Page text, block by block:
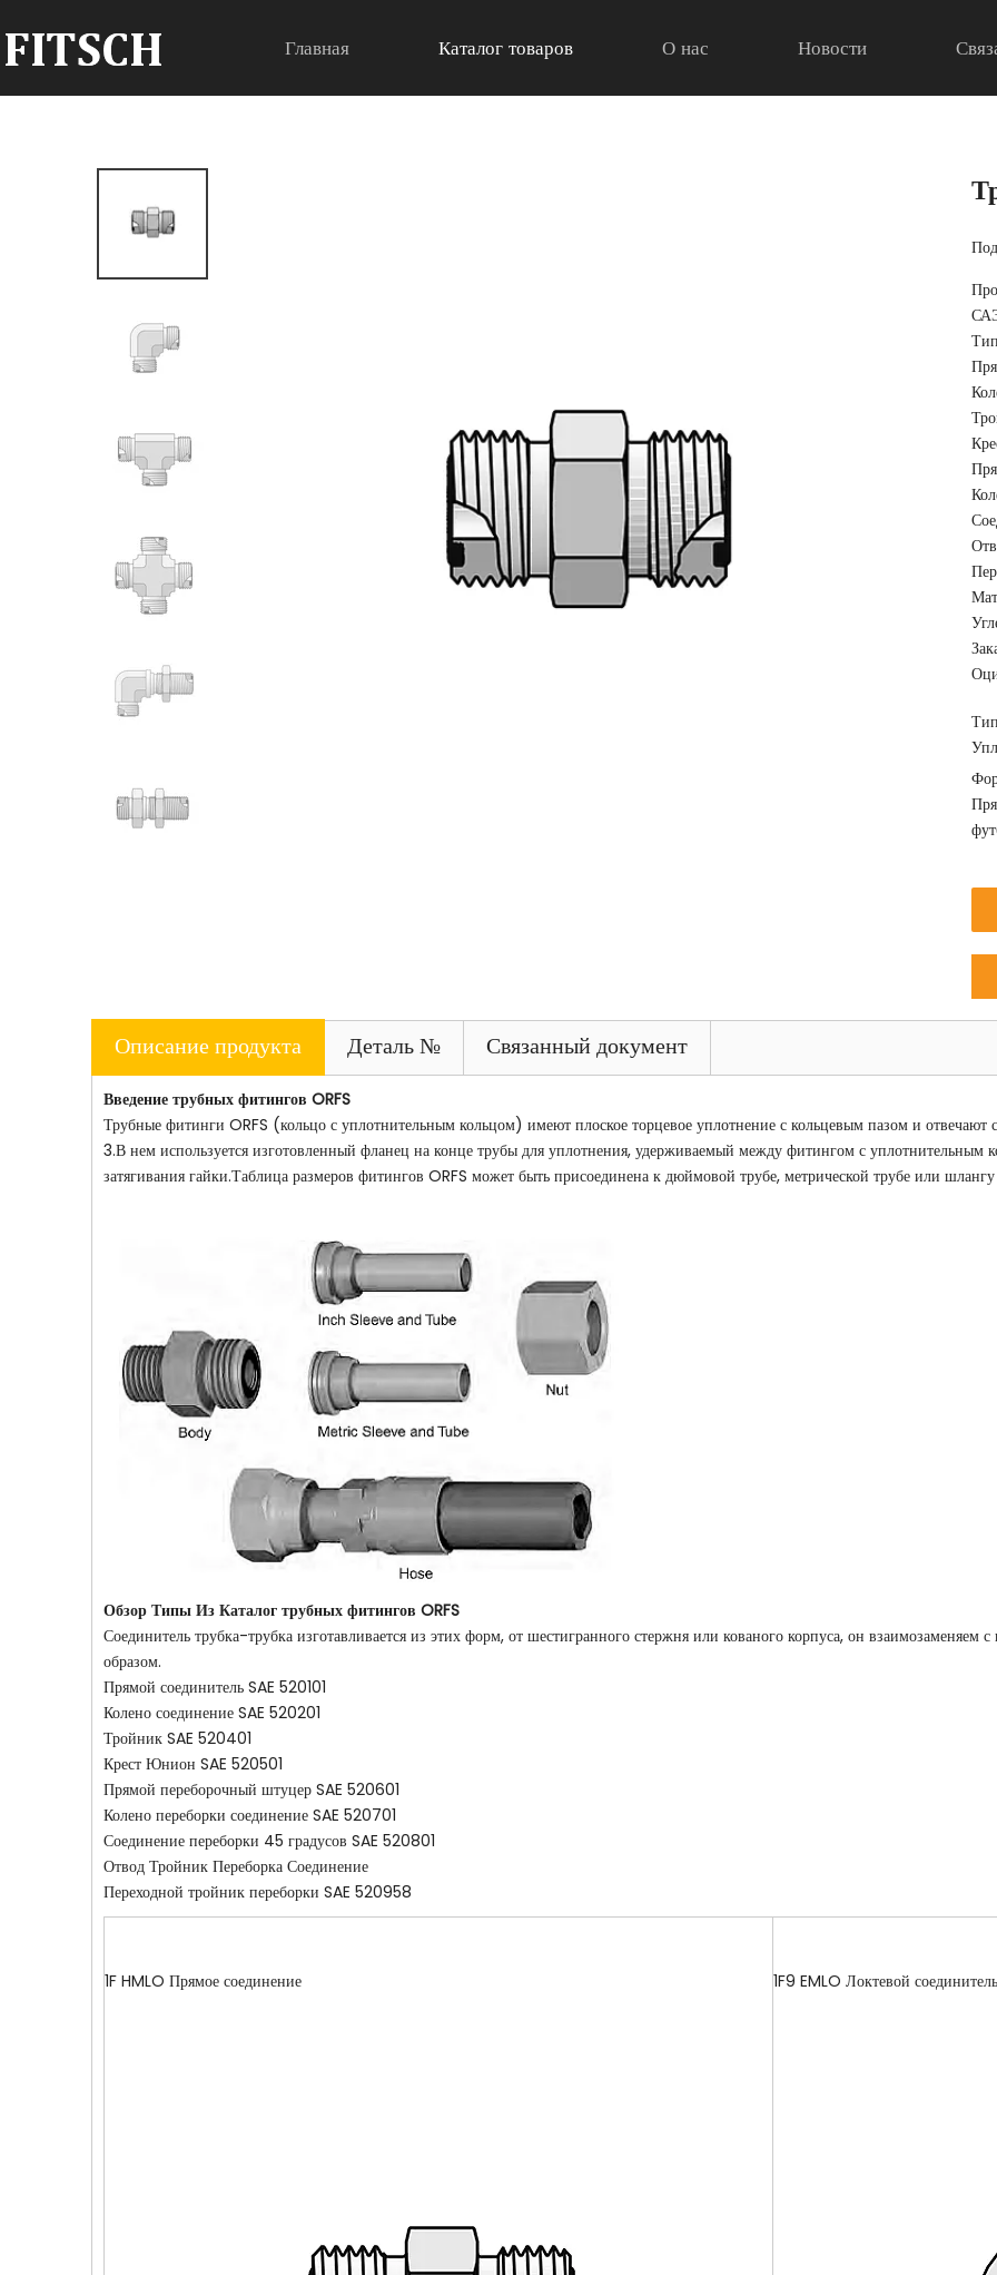
Главная Каталог товаров О нас Новости
Описание продукта Деталь № Связанный документ
Введение трубных фитингов ORFS
Трубные фитинги ORFS (кольцо с уплотнительным кольцом) имеют плоское торцевое уплотнение с кольцевым пазом и
3.В нем используется изготовленный фланец на конце трубы для уплотнения, удерживаемый между фитингом с
затягивания гайки.Таблица размеров фитингов ORFS может быть присоединена к дюймовой трубе, метрической трубе или шлангу
Обзор Типы Из Каталог трубных фитингов ORFS
Соединитель трубка-трубка изготавливается из этих форм, от шестигранного стержня или кованого корпуса, он
образом.
Прямой соединитель SAE 520101
Колено соединение SAE 520201
Тройник SAE 520401
Крест Юнион SAE 520501
Прямой переборочный штуцер SAE 520601
Колено переборки соединение SAE 520701
Соединение переборки 45 градусов SAE 520801
Отвод Тройник Переборка Соединение
Переходной тройник переборки SAE 520958
1F HMLO Прямое соединение 1F9 EMLO Локтевой соединитель